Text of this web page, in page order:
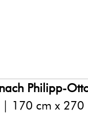
Philipp-
170 cm x